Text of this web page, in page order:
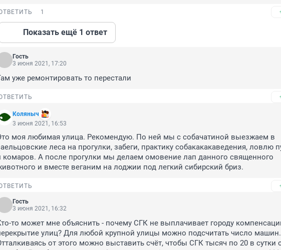
1
Показать ещё 1 ответ
Гость
3 июня 2021, 17:20
уже ремонтировать то перестали
Коляныч
3 июня 2021, 16:53
моя любимая улица. Рекомендую. По ней мы с собачатиной выезжаем в
леса на прогулки, забеги, практику собакакакаведения, ловлю
комаров. А после прогулки мы делаем омовение лап данного священного
и вместе веганим на лоджии под легкий сибирский бриз.
Гость
3 июня 2021, 16:32
то может мне объяснить - почему СГК не выплачивает городу
улиц? Для любой крупной улицы можно подсчитать число машин.
от этого можно выставить счёт, чтобы СГК тысяч по 20 в сутки